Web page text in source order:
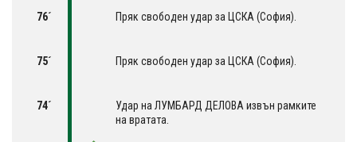
76´ Пряк свободен удар за ЦСКА (София).
75´ Пряк свободен удар за ЦСКА (София).
74´
Удар на ЛУМБАРД ДЕЛОВА извън рамките
на вратата.